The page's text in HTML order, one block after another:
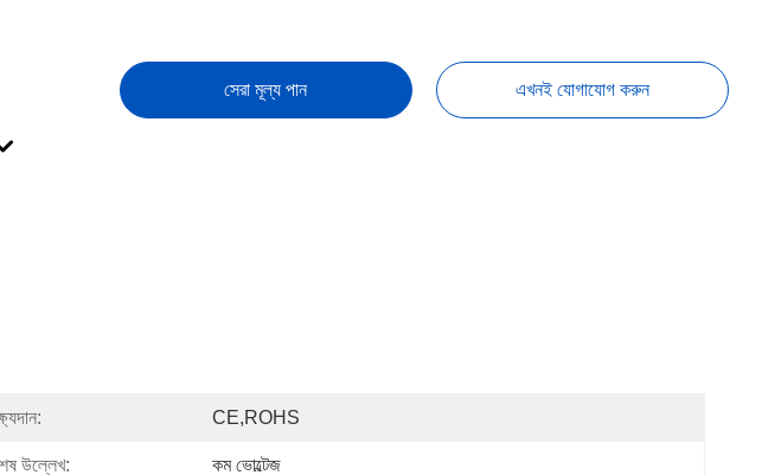
সেরা মূল্য পান এখনই যোগাযোগ করুন
CE,ROHS
উল্লেখ: কম ভোল্টেজ